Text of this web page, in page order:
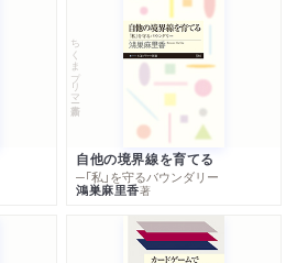
ちくまプリマー新書
自他の境界線を育てる
─「私」を守るバウンダリー
鴻巣麻里香著